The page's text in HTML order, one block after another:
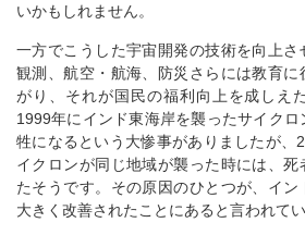
いかもしれません。
一方でこうした宇宙開発の技術を向上さ
観測、航空・航海、防災さらには教育に
がり、それが国民の福利向上を成しえ
1999年にインド東海岸を襲ったサイク
牲になるという大惨事がありましたが、
イクロンが同じ地域が襲った時には、死
たそうです。その原因のひとつが、イ
大きく改善されたことにあると言われてい